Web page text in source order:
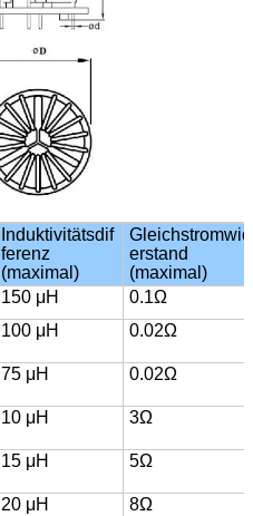
Induktivitätsdif
ferenz
(maximal)
Gleichstromwid
erstand
(maximal)
150 μH
0.1Ω
100 μH 0.02Ω
75 μH 0.02Ω
10 μH 3Ω
15 μH 5Ω
20 μH 8Ω